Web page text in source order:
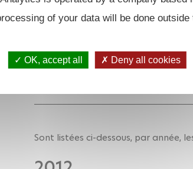
Sont listées ci-dessous, par année,
of your data will be done outside
OK, accept all Deny all cookies